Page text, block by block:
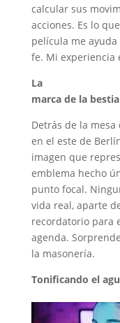
calcular sus
acciones. Es lo
película me
fe. Mi experiencia
La
marca de la bestia
Detrás de la
en el este de
imagen que
emblema hecho
punto focal.
vida real, aparte
recordatorio para
agenda.
la masonería.
Tonificando el